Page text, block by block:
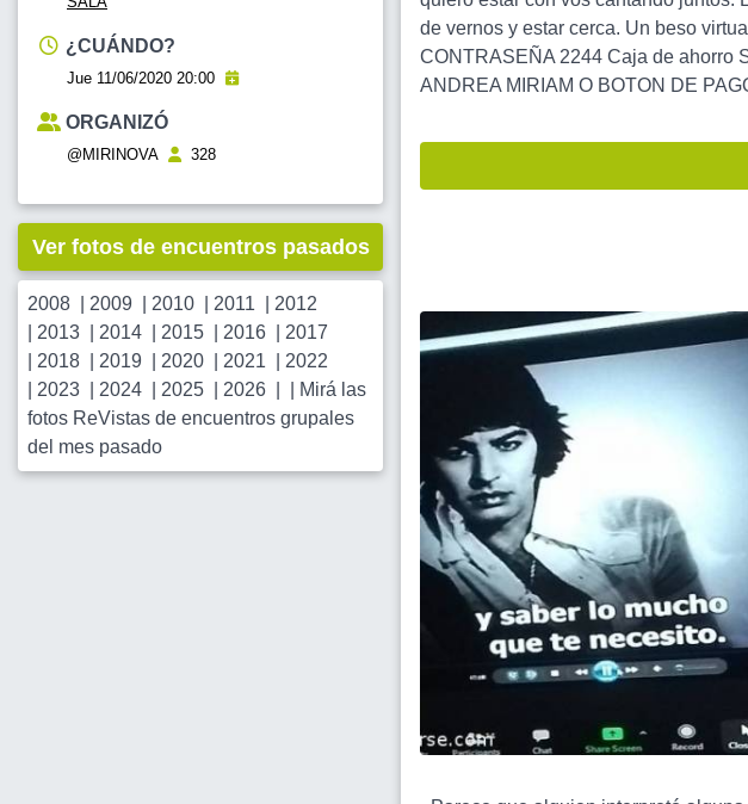
¿CUÁNDO?
Jue 11/06/2020 20:00
ORGANIZÓ
@MIRINOVA 328
Ver fotos de encuentros pasados
2008 2009 2010 2011
2012
2013 2014 2015 2016
2017
2018 2019 2020 2021
2022
2023 2024 2025 2026
Mirá las
fotos ReVistas de encuentros grupales
del mes pasado
de vernos y estar cerca. Un beso
CONTRASEÑA 2244 Caja de ahorro
ANDREA MIRIAM O BOTON DE